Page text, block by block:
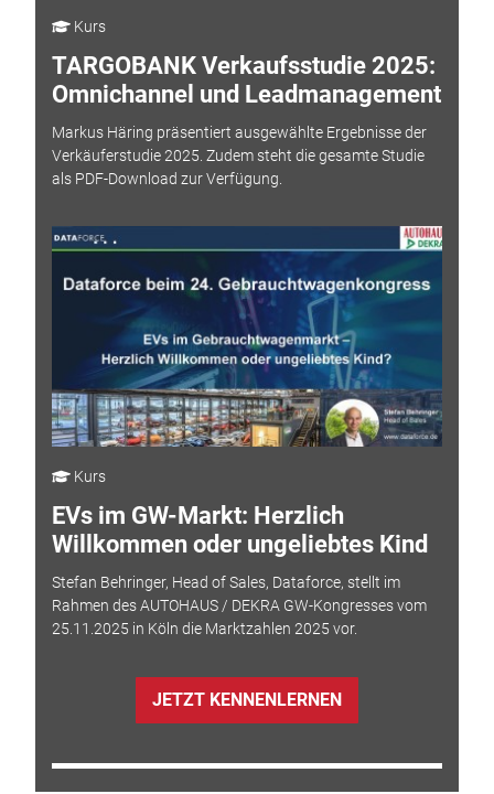
Kurs
TARGOBANK Verkaufsstudie 2025:
Omnichannel und Leadmanagement
Markus Häring präsentiert ausgewählte Ergebnisse der
Verkäuferstudie 2025. Zudem steht die gesamte Studie
als PDF-Download zur Verfügung.
Kurs
EVs im GW-Markt: Herzlich
Willkommen oder ungeliebtes Kind
Stefan Behringer, Head of Sales, Dataforce, stellt im
Rahmen des AUTOHAUS / DEKRA GW-Kongresses vom
25.11.2025 in Köln die Marktzahlen 2025 vor.
JETZT KENNENLERNEN